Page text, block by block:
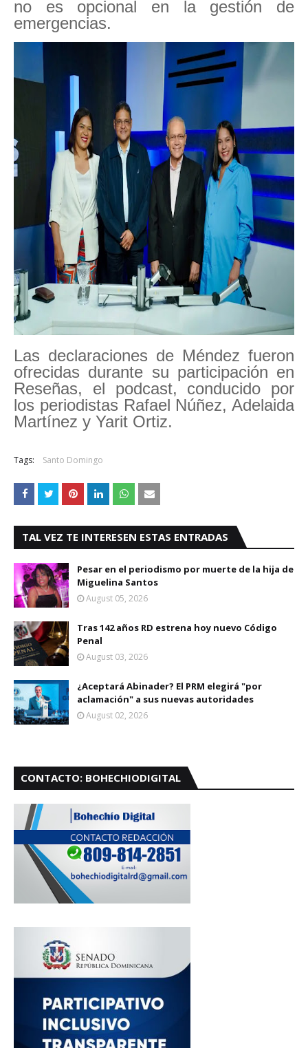
no es opcional en la gestión de
emergencias.
Las declaraciones de Méndez fueron
ofrecidas durante su participación en
Reseñas, el podcast, conducido por
los periodistas Rafael Núñez, Adelaida
Martínez y Yarit Ortiz.
Tags: Santo Domingo
TAL VEZ TE INTERESEN ESTAS ENTRADAS
Pesar en el periodismo por muerte de la hija de
Miguelina Santos
August 05, 2026
Tras 142 años RD estrena hoy nuevo Código
Penal
August 03, 2026
¿Aceptará Abinader? El PRM elegirá "por
aclamación" a sus nuevas autoridades
August 02, 2026
CONTACTO: BOHECHIODIGITAL